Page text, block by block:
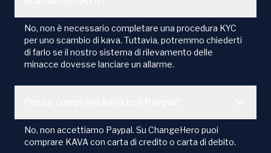
No, non è necessario completare una procedura KYC
per uno scambio di kava. Tuttavia, potremmo chiederti
di farlo se il nostro sistema di rilevamento delle
minacce dovesse lanciare un allarme.
No, non accettiamo Paypal. Su ChangeHero puoi
comprare KAVA con carta di credito o carta di debito.